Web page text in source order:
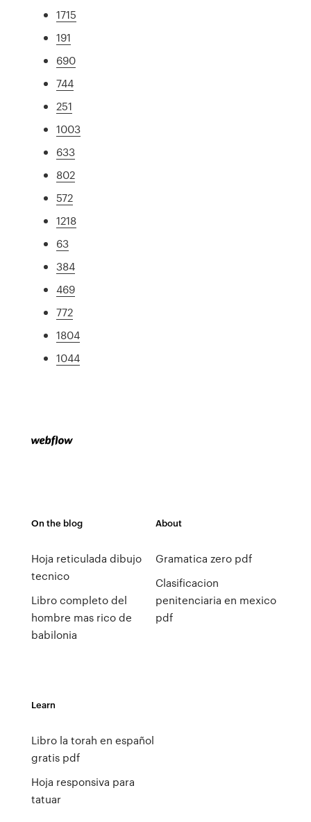
1715
191
690
744
251
1003
633
802
572
1218
63
384
469
772
1804
1044
On the blog
Hoja reticulada dibujo
tecnico
Libro completo del
hombre mas rico de
babilonia
About
Gramatica zero pdf
Clasificacion
penitenciaria en mexico
pdf
Learn
Libro la torah en español
gratis pdf
Hoja responsiva para
tatuar